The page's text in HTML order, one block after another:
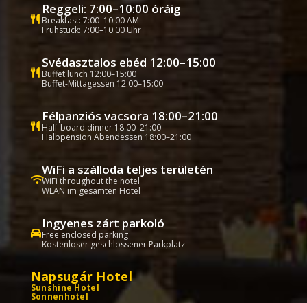
Reggeli: 7:00–10:00 óráig
Breakfast: 7:00–10:00 AM
Frühstück: 7:00–10:00 Uhr
Svédasztalos ebéd 12:00–15:00
Buffet lunch 12:00–15:00
Buffet-Mittagessen 12:00–15:00
Félpanziós vacsora 18:00–21:00
Half-board dinner 18:00–21:00
Halbpension Abendessen 18:00–21:00
WiFi a szálloda teljes területén
WiFi throughout the hotel
WLAN im gesamten Hotel
Ingyenes zárt parkoló
Free enclosed parking
Kostenloser geschlossener Parkplatz
Napsugár Hotel
Sunshine Hotel
Sonnenhotel